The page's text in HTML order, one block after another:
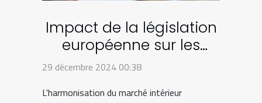
Impact de la législation
européenne sur les
baux commerciaux
29 décembre 2024 00:38
L'harmonisation du marché intérieur